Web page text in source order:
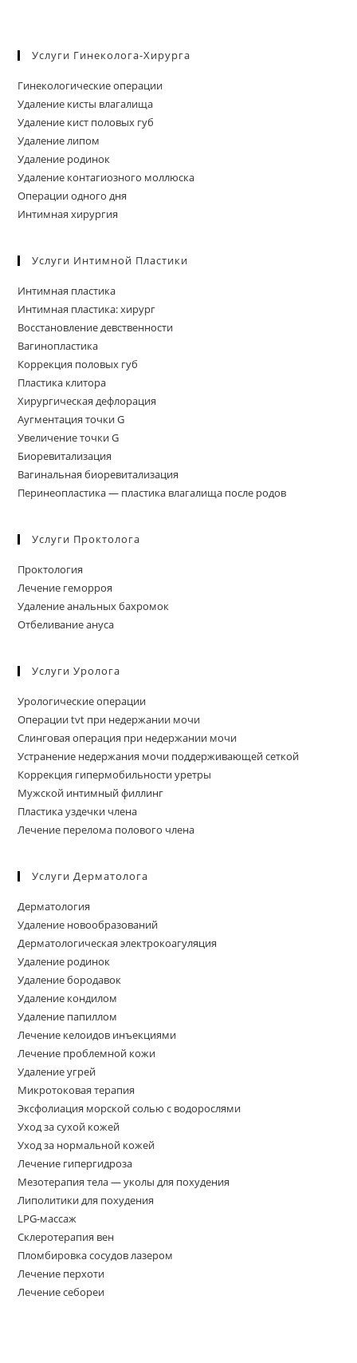
Услуги Гинеколога-Хирурга
Гинекологические операции
Удаление кисты влагалища
Удаление кист половых губ
Удаление липом
Удаление родинок
Удаление контагиозного моллюска
Операции одного дня
Интимная хирургия
Услуги Интимной Пластики
Интимная пластика
Интимная пластика: хирург
Восстановление девственности
Вагинопластика
Коррекция половых губ
Пластика клитора
Хирургическая дефлорация
Аугментация точки G
Увеличение точки G
Биоревитализация
Вагинальная биоревитализация
Перинеопластика — пластика влагалища после родов
Услуги Проктолога
Проктология
Лечение геморроя
Удаление анальных бахромок
Отбеливание ануса
Услуги Уролога
Урологические операции
Операции tvt при недержании мочи
Слинговая операция при недержании мочи
Устранение недержания мочи поддерживающей сеткой
Коррекция гипермобильности уретры
Мужской интимный филлинг
Пластика уздечки члена
Лечение перелома полового члена
Услуги Дерматолога
Дерматология
Удаление новообразований
Дерматологическая электрокоагуляция
Удаление родинок
Удаление бородавок
Удаление кондилом
Удаление папиллом
Лечение келоидов инъекциями
Лечение проблемной кожи
Удаление угрей
Микротоковая терапия
Эксфолиация морской солью с водорослями
Уход за сухой кожей
Уход за нормальной кожей
Лечение гипергидроза
Мезотерапия тела — уколы для похудения
Липолитики для похудения
LPG-массаж
Склеротерапия вен
Пломбировка сосудов лазером
Лечение перхоти
Лечение себореи